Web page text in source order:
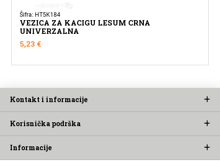
Šifra: HT5K184
VEZICA ZA KACIGU LESUM CRNA
UNIVERZALNA
5,23€
Kontakt i informacije
Korisnička podrška
Informacije